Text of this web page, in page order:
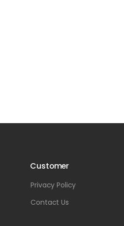
Customer
Privacy Policy
Contact Us